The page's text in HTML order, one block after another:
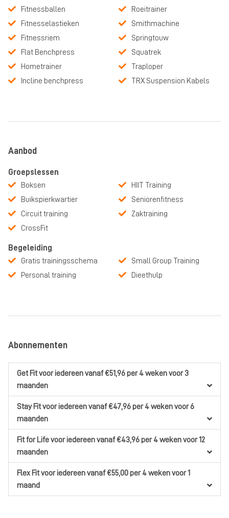
Fitnessballen
Fitnesselastieken
Fitnessriem
Flat Benchpress
Hometrainer
Incline benchpress
Roeitrainer
Smithmachine
Springtouw
Squatrek
Traploper
TRX Suspension Kabels
Aanbod
Groepslessen
Boksen
Buikspierkwartier
Circuit training
CrossFit
HIIT Training
Seniorenfitness
Zaktraining
Begeleiding
Gratis trainingsschema
Personal training
Small Group Training
Dieethulp
Abonnementen
Get Fitvoor iedereenvanaf €51,96per 4 wekenvoor 3
maanden
Stay Fitvoor iedereenvanaf €47,96per 4 wekenvoor 6
maanden
Fit for Lifevoor iedereenvanaf €43,96per 4 wekenvoor 12
maanden
Flex Fitvoor iedereenvanaf €55,00per 4 wekenvoor 1
maand